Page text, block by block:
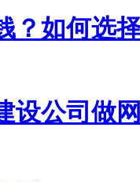
？如何选
设公司做